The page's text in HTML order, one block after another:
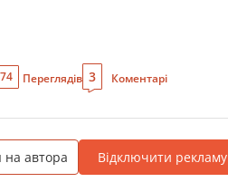
Переглядів 3 Коментарі
на автора Відключити рекламу